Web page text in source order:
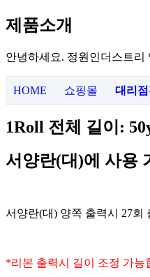
제품소개
안녕하세요. 정원인더스트리
HOME 쇼핑몰 대리
1Roll 전체 길이 :
서양란(대)에 사용
서양란(대) 양쪽 출력시 27회
*리본 출력시 길이 조정 가능